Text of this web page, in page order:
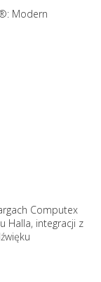
Modern
Computex
Halla, integracji z